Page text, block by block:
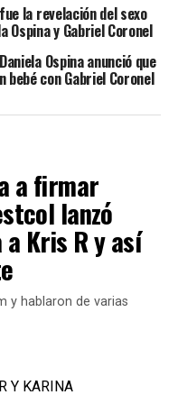
la revelación del sexo
Ospina y Gabriel Coronel
Ospina anunció que
bebé con Gabriel Coronel
a firmar
lanzó
Kris R y así
y hablaron de varias